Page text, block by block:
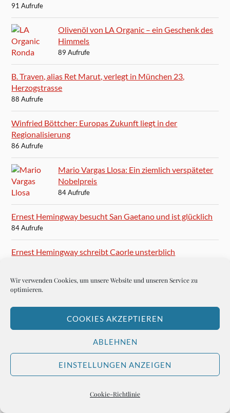
Wir verwenden Cookies, um unsere Website und unseren Service zu
optimieren.
COOKIES AKZEPTIEREN
ABLEHNEN
EINSTELLUNGEN ANZEIGEN
Cookie-Richtlinie
91 Aufrufe
Olivenöl von LA Organic – ein Geschenk des
Himmels
89 Aufrufe
B. Traven, alias Ret Marut, verlegt in München 23,
Herzogstrasse
88 Aufrufe
Winfried Böttcher: Europas Zukunft liegt in der
Regionalisierung
86 Aufrufe
Mario Vargas Llosa: Ein ziemlich verspäteter
Nobelpreis
84 Aufrufe
Ernest Hemingway besucht San Gaetano und ist glücklich
84 Aufrufe
Ernest Hemingway schreibt Caorle unsterblich
Und nun, Frankfurter Rundschau?
Im 100 Club wird die Musik ganz leise
Karten für das Finale der Champions League in München